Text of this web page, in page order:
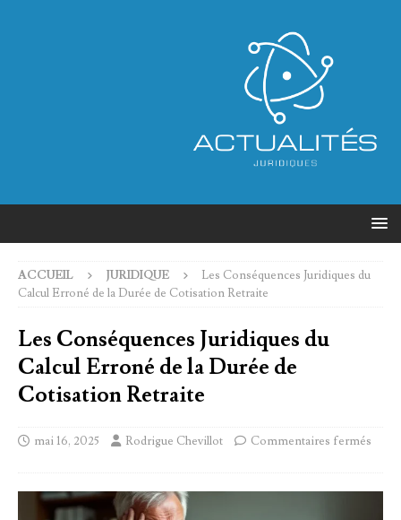
ACCUEIL JURIDIQUE
Les Conséquences Juridiques du
Calcul Erroné de la Durée de Cotisation Retraite
Les Conséquences Juridiques du
Calcul Erroné de la Durée de
Cotisation Retraite
mai 16, 2025 Rodrigue Chevillot Commentaires fermés